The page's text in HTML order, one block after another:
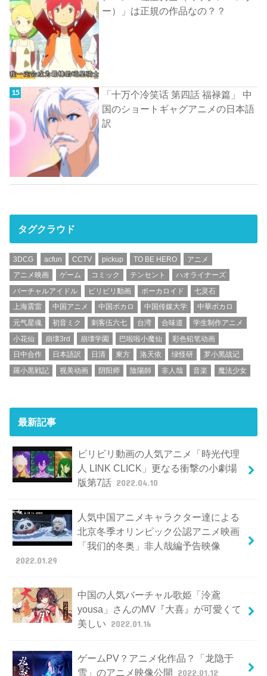
ー）」は正規の作品なの？？
「十万个冷笑话 第四話 福禄篇」 中
国のショートギャグアニメの日本語
訳
タグクラウド
3DCG acfun CCTV pickup TO BE HERO
アニメ
アニメ映画
ゲーム コミック テンセント
ハオライナーズ
バーチャルアイドル
ビリビリ動画 ボーカロイド
七灵石
上海震雷
中国アニメ 中国ボカロ 中国传媒大学
中華ボカロ
元气星魂
初音ミク 刺客伍六七 台湾 合味道
学生制作アニメ
小花仙
崩壊3rd 崩壊学園 巴啦啦小魔仙
彩色铅笔动画
日中合作
日本語訳 日清 東方 洛天依 绿怪研
罗小黑战记
羅小黒戦記
视美动画 阴阳师 陰陽師 非人哉 音楽 魔法少女
最新記事
ビリビリ動画の人気アニメ「時光代理
人 LINK CLICK」更なる衝撃の小劇場
版第7話 2022.04.10
人気中国アニメキャラクター達による
北京冬季オリンピック公認アニメ映画
「我们的冬奥」非人哉編予告映像
2022.01.29
中国の人気バーチャル歌姫「泠鳶
yousa」さんのMV『大喜』が可愛くて
美しい 2022.01.16
ゲームPV？アニメ化作品？「龙隐于
雪」のアニメ映像公開 2022.01.12